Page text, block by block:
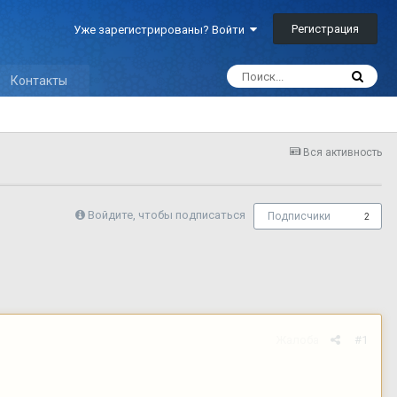
Уже зарегистрированы? Войти Регистрация
Контакты
Вся активность
Войдите, чтобы подписаться Подписчики 2
#1